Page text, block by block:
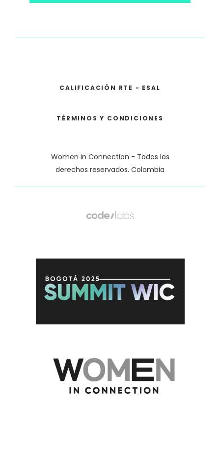
Women in Connection - Todos los
derechos reservados. Colombia
TÉRMINOS Y CONDICIONES
CALIFICACIÓN RTE - ESAL